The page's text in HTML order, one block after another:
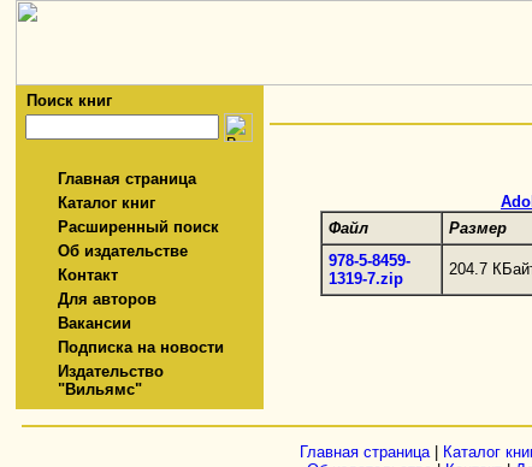
Поиск книг
Главная страница
Каталог книг
Расширенный поиск
Об издательстве
Контакт
Для авторов
Вакансии
Подписка на новости
Издательство
"Вильямс"
Файл
Размер
978-5-8459-
1319-7.zip
204.7
Главная страница| Каталог